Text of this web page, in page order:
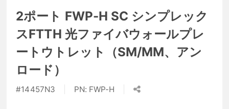
2ポート FWP-H SC シンプレック
スFTTH 光ファイバウォールプレ
ートウトレット（SM/MM、アン
ロード）
#14457N3 PN: FWP-H